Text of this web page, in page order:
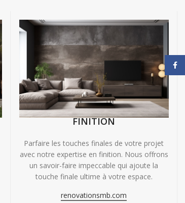
FINITION
Parfaire les touches finales de votre projet
avec notre expertise en finition. Nous offrons
un savoir-faire impeccable qui ajoute la
touche finale ultime à votre espace.
renovationsmb.com